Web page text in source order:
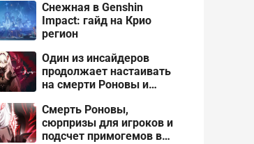
Снежная в Genshin
Impact: гайд на Крио
регион
Один из инсайдеров
продолжает настаивать
на смерти Роновы и
Impact
Смерть Роновы,
сюрпризы для игроков и
подсчет примогемов в